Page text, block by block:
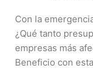
Con la
¿Qué tanto
empresas más
Beneficio con